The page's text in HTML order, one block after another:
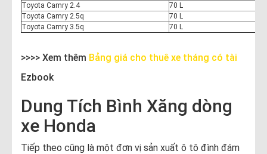
Toyota Camry 2.4
70 L
Toyota Camry 2.5q
70 L
Toyota Camry 3.5q
70 L
>>>> Xem thêm Bảng giá cho thuê xe tháng có tài
Ezbook
Dung Tích Bình Xăng dòng
xe Honda
Tiếp theo cũng là một đơn vị sản xuất ô tô đình đám